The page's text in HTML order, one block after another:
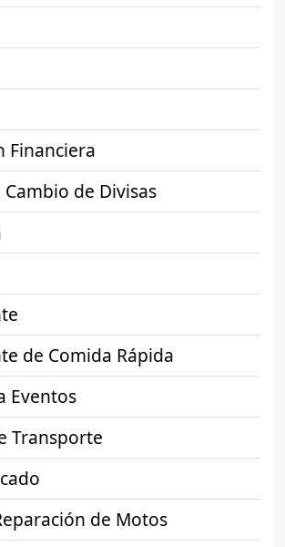
Financiera
de Divisas
de Comida Rápida
Eventos
Transporte
de Motos